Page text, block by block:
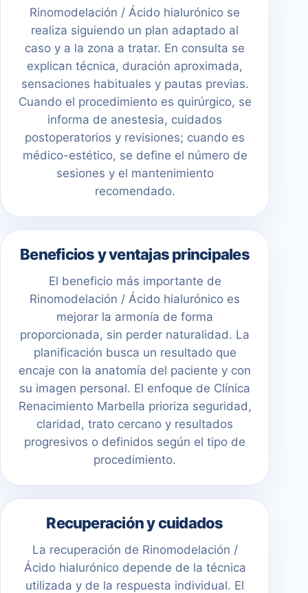
Rinomodelación / Ácido hialurónico se
realiza siguiendo un plan adaptado al
caso y a la zona a tratar. En consulta se
explican técnica, duración aproximada,
sensaciones habituales y pautas previas.
Cuando el procedimiento es quirúrgico, se
informa de anestesia, cuidados
postoperatorios y revisiones; cuando es
médico-estético, se define el número de
sesiones y el mantenimiento
recomendado.
Beneficios y ventajas principales
El beneficio más importante de
Rinomodelación / Ácido hialurónico es
mejorar la armonía de forma
proporcionada, sin perder naturalidad. La
planificación busca un resultado que
encaje con la anatomía del paciente y con
su imagen personal. El enfoque de Clínica
Renacimiento Marbella prioriza seguridad,
claridad, trato cercano y resultados
progresivos o definidos según el tipo de
procedimiento.
Recuperación y cuidados
La recuperación de Rinomodelación /
Ácido hialurónico depende de la técnica
utilizada y de la respuesta individual. El